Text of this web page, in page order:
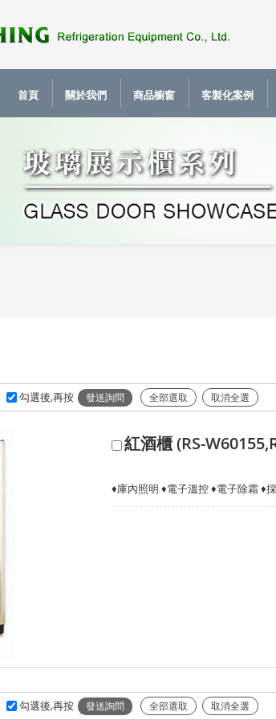
首頁 關於我們 商品櫥窗 客製化案例
勾選後,再按 全部選取 取消全選
紅酒櫃 (RS-
♦庫內照明 ♦電子溫控 ♦電子除霜 ♦
勾選後,再按 全部選取 取消全選